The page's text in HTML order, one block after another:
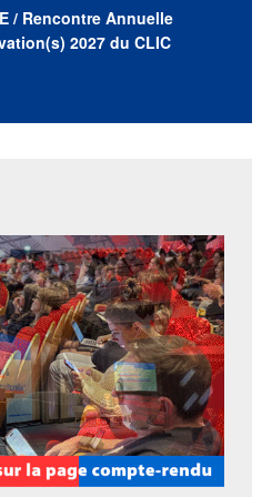
/ Rencontre Annuelle
2027 du CLIC